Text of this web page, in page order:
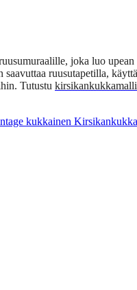
joka luo
ruusutapetilla,
Tutustu
kukkainen